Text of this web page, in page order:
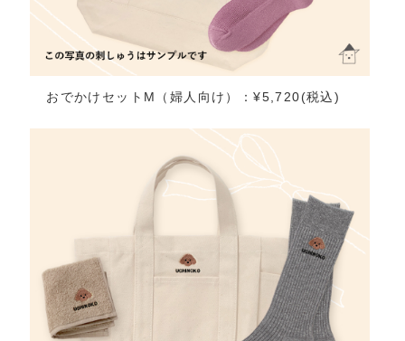
おでかけセットM（婦人向け）：¥5,720(税込)